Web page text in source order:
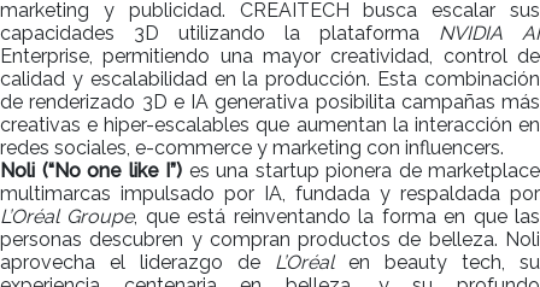
marketing y publicidad. CREAITECH busca escalar sus
capacidades 3D utilizando la plataforma NVIDIA AI
Enterprise, permitiendo una mayor creatividad, control de
calidad y escalabilidad en la producción. Esta combinación
de renderizado 3D e IA generativa posibilita campañas más
creativas e hiper-escalables que aumentan la interacción en
redes sociales, e-commerce y marketing con influencers.
Noli (“No one like I”) es una startup pionera de marketplace
multimarcas impulsado por IA, fundada y respaldada por
L’Oréal Groupe, que está reinventando la forma en que las
personas descubren y compran productos de belleza. Noli
aprovecha el liderazgo de L’Oréalen beauty tech, su